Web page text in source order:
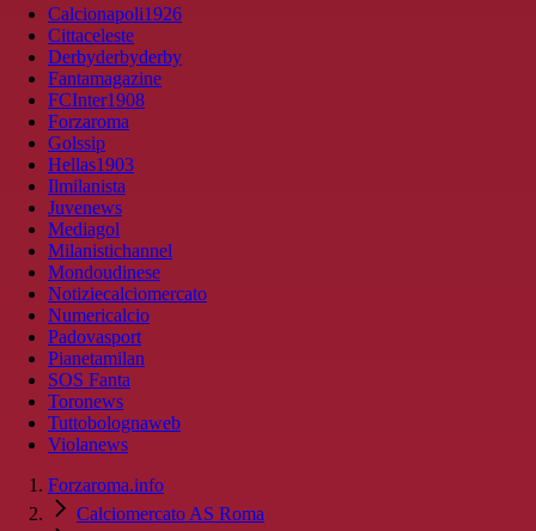
Calcionapoli1926
Cittaceleste
Derbyderbyderby
Fantamagazine
FCInter1908
Forzaroma
Golssip
Hellas1903
Ilmilanista
Juvenews
Mediagol
Milanistichannel
Mondoudinese
Notiziecalciomercato
Numericalcio
Padovasport
Pianetamilan
SOS Fanta
Toronews
Tuttobolognaweb
Violanews
Forzaroma.info
Calciomercato AS Roma